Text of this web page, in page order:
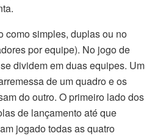
como simples, duplas ou no
por equipe). No jogo de
dividem em duas equipes. Um
de um quadro e os
do outro. O primeiro lado dos
de lançamento até que
jogado todas as quatro